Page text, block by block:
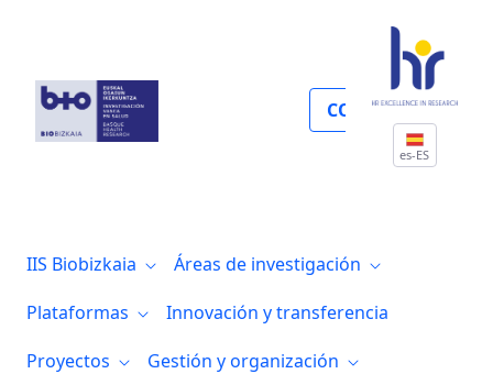
COLABORA
es-ES
IIS Biobizkaia
Áreas de investigación
Plataformas
Innovación y transferencia
Proyectos
Gestión y organización